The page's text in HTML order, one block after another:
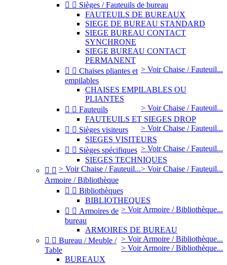
  Sièges / Fauteuils de bureau
FAUTEUILS DE BUREAUX
SIEGE DE BUREAU STANDARD
SIEGE BUREAU CONTACT
SYNCHRONE
SIEGE BUREAU CONTACT
PERMANENT
> Voir Chaise / Fauteuil...
  Chaises pliantes et
empilables
CHAISES EMPILABLES OU
PLIANTES
> Voir Chaise / Fauteuil...
  Fauteuils
FAUTEUILS ET SIEGES DROP
> Voir Chaise / Fauteuil...
  Sièges visiteurs
SIEGES VISITEURS
> Voir Chaise / Fauteuil...
  Sièges spécifiques
SIEGES TECHNIQUES
> Voir Chaise / Fauteuil...
> Voir Chaise / Fauteuil...
 
Armoire / Bibliothèque
  Bibliothèques
BIBLIOTHEQUES
> Voir Armoire / Bibliothèque...
  Armoires de
bureau
ARMOIRES DE BUREAU
> Voir Armoire / Bibliothèque...
> Voir Armoire / Bibliothèque...
  Bureau / Meuble /
Table
BUREAUX